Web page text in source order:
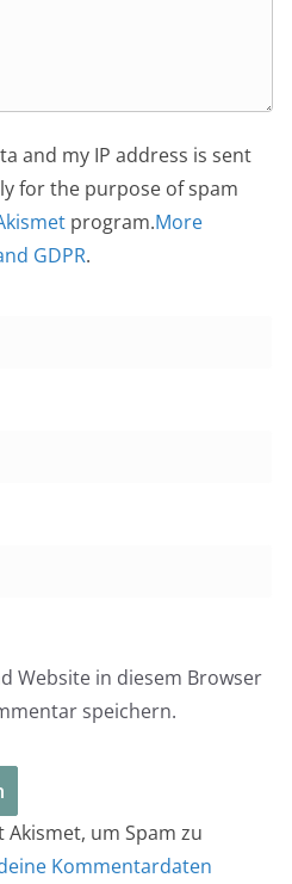
and my IP address is sent
for the purpose of spam
program.More
GDPR.
Website in diesem Browser
speichern.
um Spam zu
Kommentardaten